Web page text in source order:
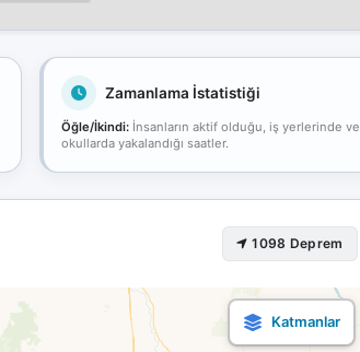
Zamanlama İstatistiği
Öğle/İkindi:İnsanların aktif olduğu, iş yerlerinde ve
okullarda yakalandığı saatler.
1098 Deprem